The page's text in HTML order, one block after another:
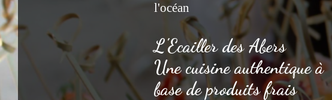
l'océan
L'Ecailler des Abers
Une cuisine authentique à
base de produits frais